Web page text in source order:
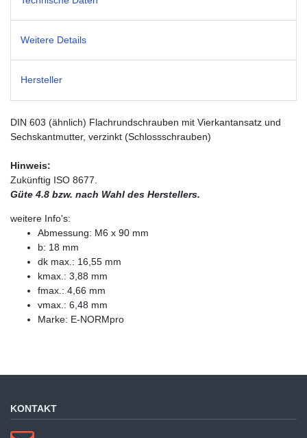
Weitere Details
Hersteller
DIN 603 (ähnlich) Flachrundschrauben mit Vierkantansatz und
Sechskantmutter, verzinkt (Schlossschrauben)
Hinweis:
Zukünftig ISO 8677.
Güte 4.8 bzw. nach Wahl des Herstellers.
weitere Info's:
Abmessung: M6 x 90 mm
b: 18 mm
dk max.: 16,55 mm
kmax.: 3,88 mm
fmax.: 4,66 mm
vmax.: 6,48 mm
Marke: E-NORMpro
KONTAKT